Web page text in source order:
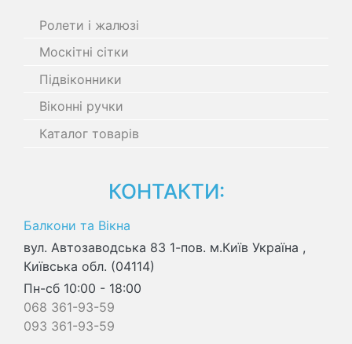
Ролети і жалюзі
Москітні сітки
Підвіконники
Віконні ручки
Каталог товарів
КОНТАКТИ:
Балкони та Вікна
вул. Автозаводська 83 1-пов. м.Київ Україна ,
Київська обл. (04114)
Пн-сб 10:00 - 18:00
068 361-93-59
093 361-93-59